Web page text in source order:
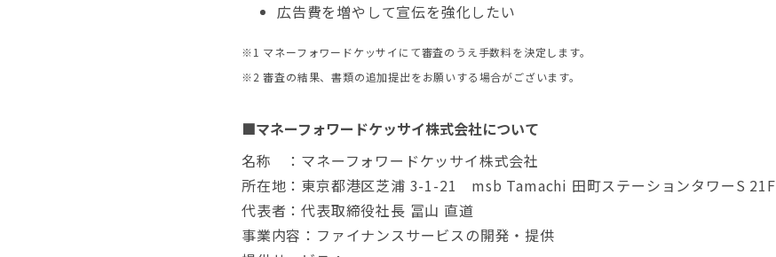
広告費を増やして宣伝を強化したい
※1 マネーフォワードケッサイにて審査のうえ手数料を決定します。
※2 審査の結果、書類の追加提出をお願いする場合がございます。
■マネーフォワードケッサイ株式会社について
名称 ：マネーフォワードケッサイ株式会社
所在地：東京都港区芝浦 3-1-21 msb Tamachi 田町ステーションタワーS 21F
代表者：代表取締役社長 冨山 直道
事業内容：ファイナンスサービスの開発・提供